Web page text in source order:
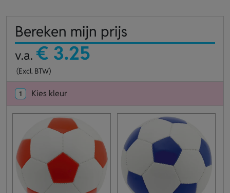
Bereken mijn prijs
v.a. € 3.25
(Excl. BTW)
1 Kies kleur